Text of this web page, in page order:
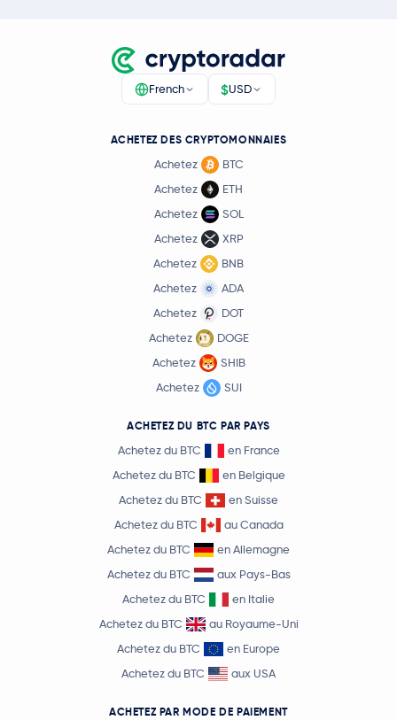
French $USD
ACHETEZ DES CRYPTOMONNAIES
Achetez
BTC
Achetez
ETH
Achetez
SOL
Achetez
XRP
Achetez
BNB
Achetez
ADA
Achetez
DOT
Achetez
DOGE
Achetez
SHIB
Achetez
SUI
ACHETEZ DU BTC PAR PAYS
Achetez du BTC
en France
Achetez du BTC
en Belgique
Achetez du BTC
en Suisse
Achetez du BTC
au Canada
Achetez du BTC
en Allemagne
Achetez du BTC
aux Pays-Bas
Achetez du BTC
en Italie
Achetez du BTC
au Royaume-Uni
Achetez du BTC
en Europe
Achetez du BTC
aux USA
ACHETEZ PAR MODE DE PAIEMENT